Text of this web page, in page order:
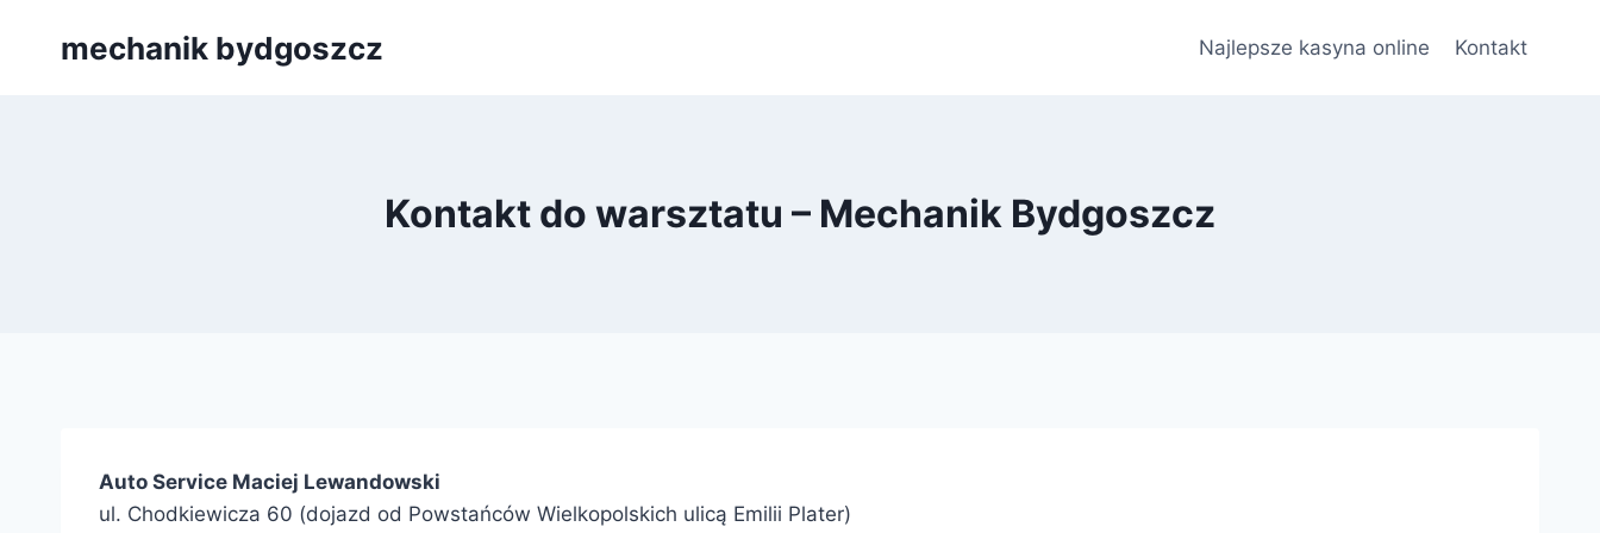
mechanik bydgoszcz Najlepsze kasyna online Kontakt
Kontakt do warsztatu – Mechanik Bydgoszcz
Auto Service Maciej Lewandowski
ul. Chodkiewicza 60 (dojazd od Powstańców Wielkopolskich ulicą Emilii Plater)